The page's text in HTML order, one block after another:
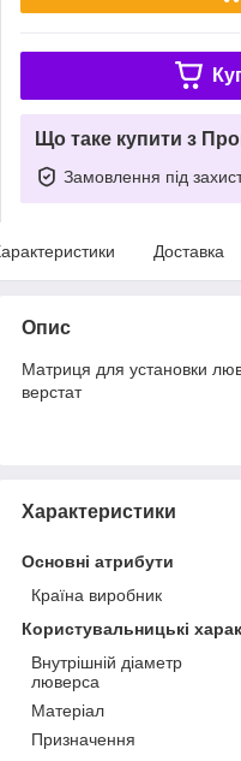
Що таке купити з
Замовлення під
Доставка
Опис
Матриця для установки
верстат
Характеристики
Основні атрибути
Країна виробник
Користувальницькі
Внутрішній діаметр
люверса
Матеріал
Призначення